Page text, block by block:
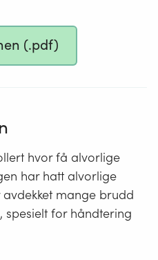
(.pdf)
hvor få alvorlige
har hatt alvorlige
mange brudd
spesielt for håndtering